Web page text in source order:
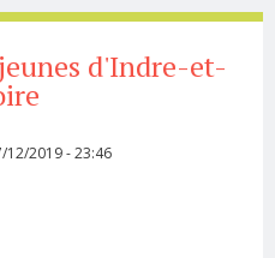
d'Indre-et-
12/2019 - 23:46